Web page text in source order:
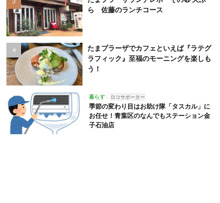
ら 佐藤のランチコース
たまプラーザでカフェといえば『ラテグ
ラフィック』至福のモーニングを楽しも
う！
暮らす ロコサポーター
季節の変わり目はお助け隊「タスカル」に
お任せ！青葉区のなんでもステーション金
子石油店